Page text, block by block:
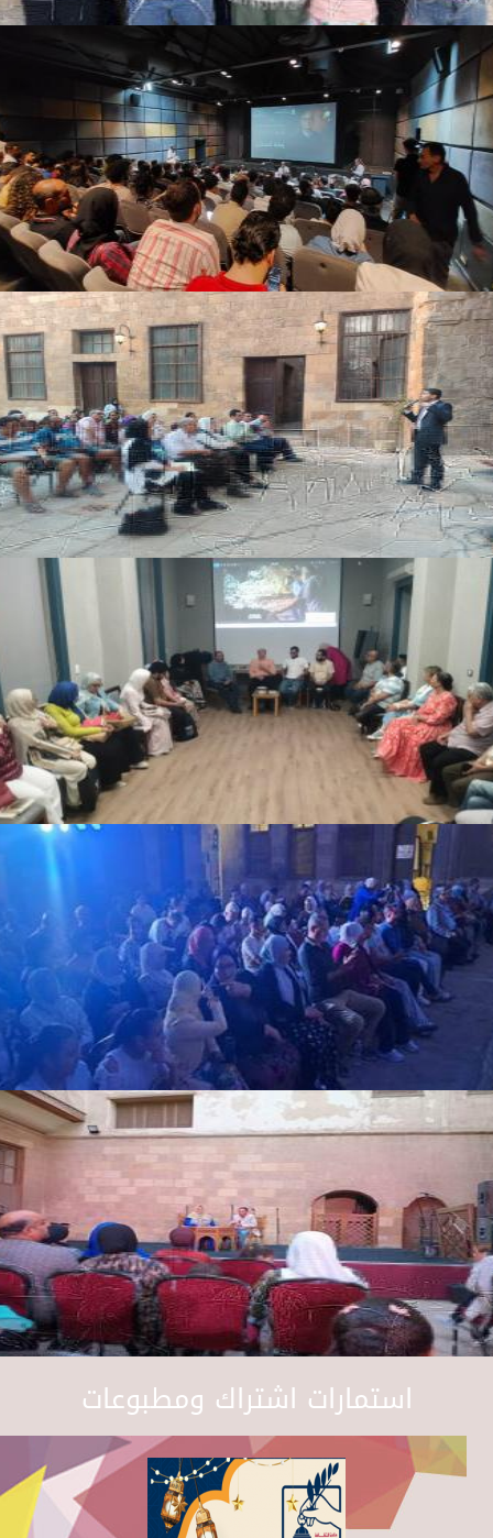
استمارات اشتراك ومطبوعات